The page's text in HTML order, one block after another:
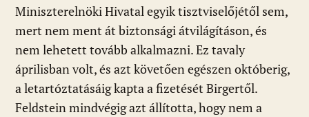
Miniszterelnöki Hivatal egyik tisztviselőjétől sem,
mert nem ment át biztonsági átvilágításon, és
nem lehetett tovább alkalmazni. Ez tavaly
áprilisban volt, és azt követően egészen októberig,
a letartóztatásáig kapta a fizetését Birgertől.
Feldstein mindvégig azt állította, hogy nem a